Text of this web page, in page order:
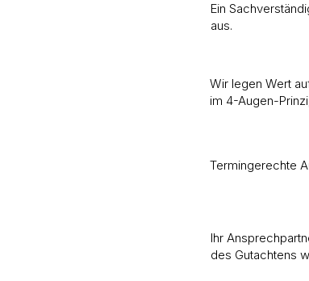
Ein
aus.
Wir legen Wert
im 4-Augen-
Termingerechte
Ihr
des Gutachtens